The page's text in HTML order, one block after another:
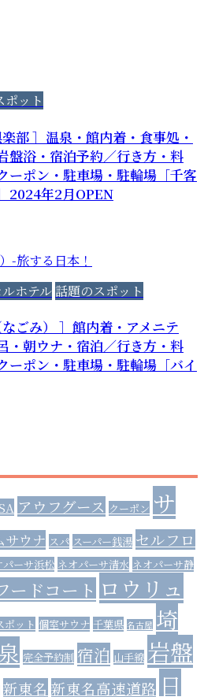
ポット
楽部 ］温泉・館内着・食事処・
盤浴・宿泊予約／行き方・料
ーポン・駐車場・駐輪場［千客
2024年2月OPEN
ホテル 話題のスポット
なごみ） ］館内着・アメニテ
・朝ウナ・宿泊／行き方・料
ーポン・駐車場・駐輪場［バイ
アウフグース クーポン サ
サウナ スパ スーパー銭湯 セルフロ
パーサ浜松 ネオパーサ清水 ネオパーサ静
ードコート ロウリュ
ポット 個室サウナ 千葉県 名古屋 埼
完全予約制 宿泊 山手線 岩盤
新東名 新東名高速道路 日